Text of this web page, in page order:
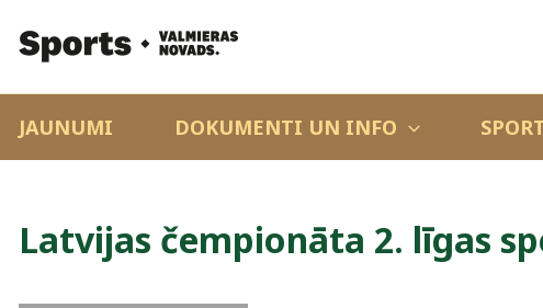
JAUNUMI DOKUMENTI UN INFO
Latvijas čempionāta 2. līgas